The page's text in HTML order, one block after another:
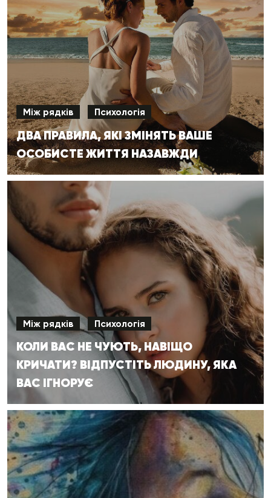
Між рядків Психологія
ДВА ПРАВИЛА, ЯКІ ЗМІНЯТЬ ВАШЕ
ОСОБИСТЕ ЖИТТЯ НАЗАВЖДИ
Між рядків Психологія
КОЛИ ВАС НЕ ЧУЮТЬ, НАВІЩО
КРИЧАТИ? ВІДПУСТІТЬ ЛЮДИНУ, ЯКА
ВАС ІГНОРУЄ